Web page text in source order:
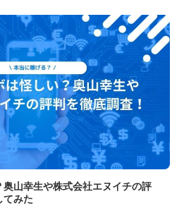
山幸生や株式会社エヌイチの評
てみた